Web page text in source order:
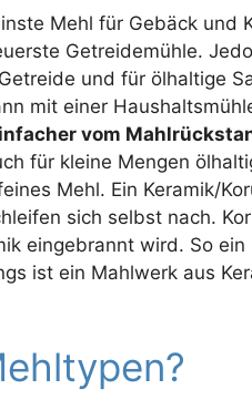
Mehl für Gebäck und
Getreidemühle.
und für ölhaltige
mit einer
vom
für kleine Mengen
Mehl. Ein Keramik/
sich selbst nach.
eingebrannt wird. So
ist ein Mahlwerk aus